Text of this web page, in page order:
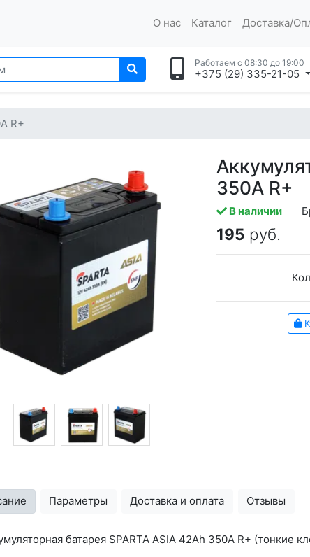
О нас Каталог Доставка/
Работаем с 08:30 до 19:00
+375 (29) 335-21-05
R+
350A R+
В наличии
195 руб.
Параметры Доставка и оплата Отзывы
батарея SPARTA ASIA 42Ah 350A R+ (тонкие